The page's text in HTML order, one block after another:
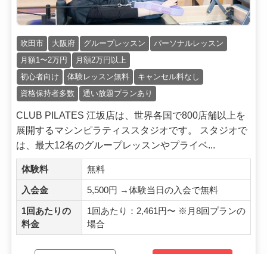
吹田市 大阪府 グループレッスン
パーソナルレッスン
月額1〜2万円
月額2万円以上
初心者向け
体験レッスン無料
キャンセル料なし
資格保持者多数
通い放題プランあり
CLUB PILATES 江坂店は、世界各国で800店舗以上を
展開するマシンピラティススタジオです。 スタジオで
は、最大12名のグループレッスンやプライベ...
体験料 無料
入会金 5,500円 →体験当日の入会で無料
1回あたりの
料金
1回あたり：2,461円〜 ※月8回プランの
場合